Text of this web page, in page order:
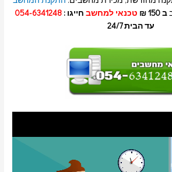
ב 150 ₪ טכנאי למחשב חייגו :054-6341248
עד הבית 24/7